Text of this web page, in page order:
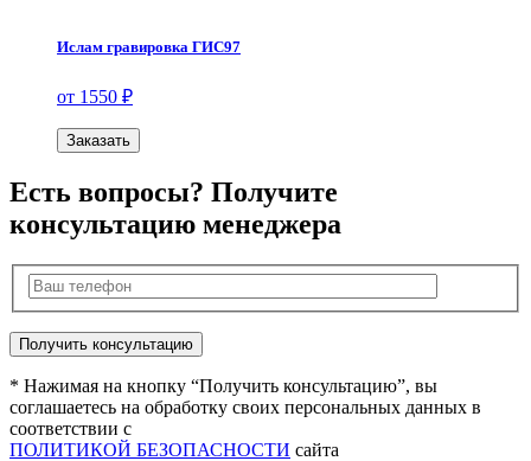
Ислам гравировка ГИС97
от 1550 ₽
Заказать
Есть вопросы? Получите
консультацию менеджера
* Нажимая на кнопку “Получить консультацию”, вы
соглашаетесь на обработку своих персональных данных в
соответствии с
ПОЛИТИКОЙ БЕЗОПАСНОСТИ сайта